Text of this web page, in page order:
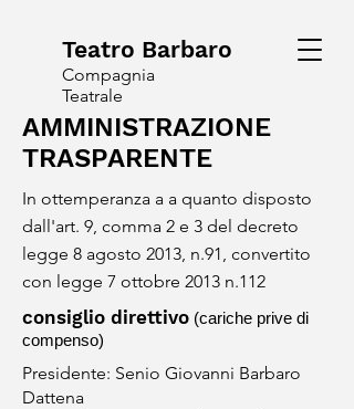
Teatro Barbaro
Compagnia
Teatrale
AMMINISTRAZIONE
TRASPARENTE
In ottemperanza a a quanto disposto
dall'art. 9, comma 2 e 3 del decreto
legge 8 agosto 2013, n.91, convertito
con legge 7 ottobre 2013 n.112
consiglio direttivo (cariche prive di
compenso)
Presidente: Senio Giovanni Barbaro
Dattena